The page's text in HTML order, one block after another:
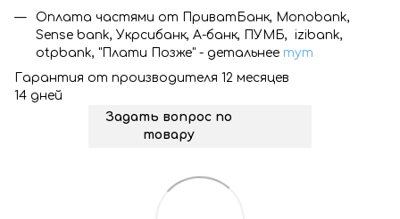
Оплата частями от ПриватБанк, Monobank,
Sense bank, Укрсибанк, А-банк, ПУМБ, izibank,
otpbank, "Плати Позже" - детальнее тут
Гарантия от производителя 12 месяцев
14 дней
Задать вопрос по
товару